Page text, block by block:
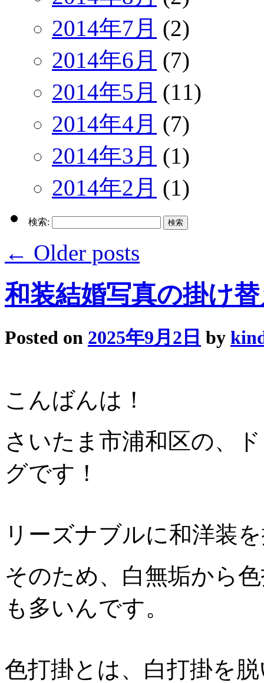
2014年7月 (2)
2014年6月 (7)
2014年5月 (11)
2014年4月 (7)
2014年3月 (1)
2014年2月 (1)
検索:
← Older posts
和装結婚写真の掛け
Posted on 2025年9月2日 by
こんばんは！
さいたま市浦和区の、
グです！
リーズナブルに和洋装
そのため、白無垢から
も多いんです。
色打掛とは、白打掛を